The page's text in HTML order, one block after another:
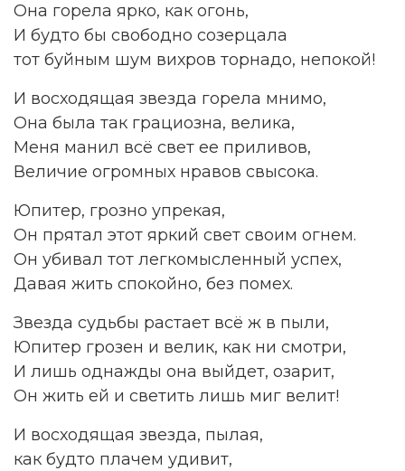
Она горела ярко, как огонь,
И будто бы свободно созерцала
тот буйным шум вихров торнадо, непокой!
И восходящая звезда горела мнимо,
Она была так грациозна, велика,
Меня манил всё свет ее приливов,
Величие огромных нравов свысока.
Юпитер, грозно упрекая,
Он прятал этот яркий свет своим огнем.
Он убивал тот легкомысленный успех,
Давая жить спокойно, без помех.
Звезда судьбы растает всё ж в пыли,
Юпитер грозен и велик, как ни смотри,
И лишь однажды она выйдет, озарит,
Он жить ей и светить лишь миг велит!
И восходящая звезда, пылая,
как будто плачем удивит,